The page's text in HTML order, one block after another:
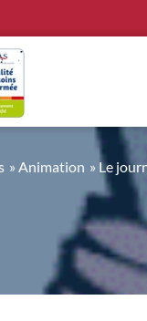
» Animation » Le